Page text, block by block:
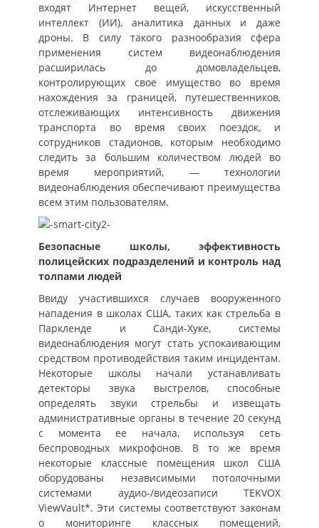
входят Интернет вещей, искусственный
интеллект (ИИ), аналитика данных и даже
дроны. В силу такого разнообразия сфера
применения систем видеонаблюдения
расширилась до домовладельцев,
контролирующих свое имущество во время
нахождения за границей, путешественников,
отслеживающих интенсивность движения
транспорта во время своих поездок, и
сотрудников стадионов, которым необходимо
следить за большим количеством людей во
время мероприятий, — технологии
видеонаблюдения обеспечивают преимущества
всем этим пользователям.
Безопасные школы, эффективность
полицейских подразделений и контроль над
толпами людей
Ввиду участившихся случаев вооруженного
нападения в школах США, таких как стрельба в
Паркленде и Санди-Хуке, системы
видеонаблюдения могут стать успокаивающим
средством противодействия таким инцидентам.
Некоторые школы начали устанавливать
детекторы звука выстрелов, способные
определять звуки стрельбы и извещать
административные органы в течение 20 секунд
с момента ее начала, используя сеть
беспроводных микрофонов. В то же время
некоторые классные помещения школ США
оборудованы независимыми потолочными
системами аудио-/видеозаписи TEKVOX
ViewVault*. Эти системы соответствуют законам
о мониторинге классных помещений,